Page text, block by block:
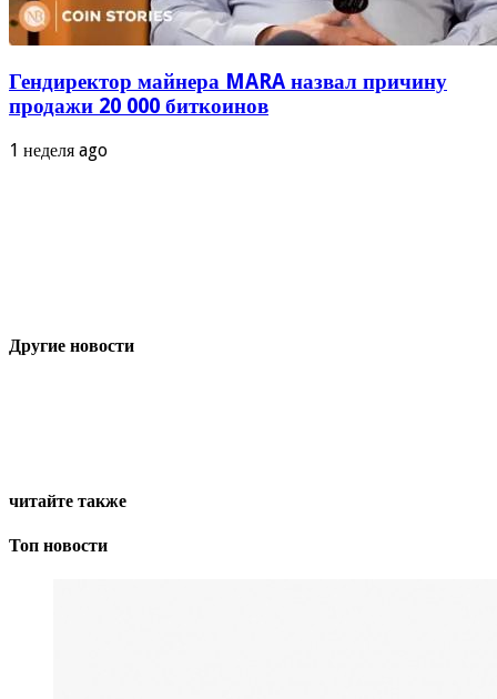
Гендиректор майнера MARA назвал причину
продажи 20 000 биткоинов
1 неделя ago
Другие новости
читайте также
Топ новости